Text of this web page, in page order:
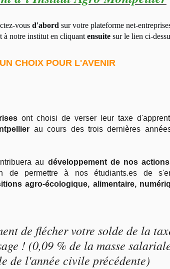
vous d'abord sur votre plateforme net-
à notre institut en cliquantensuitesur le lien ci-
UN CHOIX POUR L'AVENIR
ont choisi de verser leur taxe
au cours des trois dernières
au développement de nos
de permettre à nos étudiants.es de
agro-écologique, alimentaire,
de flécher votre solde de la
! (0,09 % de la masse
de l'année civile précédente)